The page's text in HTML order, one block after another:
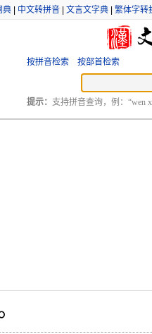
典 中文转拼音 文言文字典 繁体字转
按拼音检索 按部首检索
提示： 支持拼音查询，例：“wen